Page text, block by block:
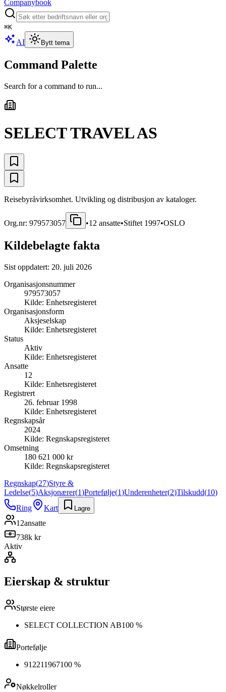
Companybook
⌘K
AI Bytt tema
Command Palette
Search for a command to run...
SELECT TRAVEL AS
Reisebyråvirksomhet. Utvikling og distribusjon av kataloger.
Org.nr: 979573057 •12 ansatte•Stiftet 1997•OSLO
Kildebelagte fakta
Sist oppdatert: 20. juli 2026
Organisasjonsnummer
979573057
Kilde: Enhetsregisteret
Organisasjonsform
Aksjeselskap
Kilde: Enhetsregisteret
Status
Aktiv
Kilde: Enhetsregisteret
Ansatte
12
Kilde: Enhetsregisteret
Registrert
26. februar 1998
Kilde: Enhetsregisteret
Regnskapsår
2024
Kilde: Regnskapsregisteret
Omsetning
180 621 000 kr
Kilde: Regnskapsregisteret
Regnskap(27)Styre &
Ledelse(5)Aksjonærer(1)Portefølje(1)Underenheter(2)Tilskudd(10)
Ring
Kart Lagre
12ansatte
738k kr
Aktiv
Eierskap & struktur
Største eiere
SELECT COLLECTION AB100 %
Portefølje
912211967100 %
Nøkkelroller